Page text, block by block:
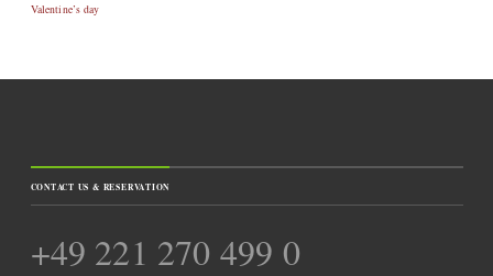
Valentine’s day
CONTACT US & RESERVATION
+49 221 270 499 0